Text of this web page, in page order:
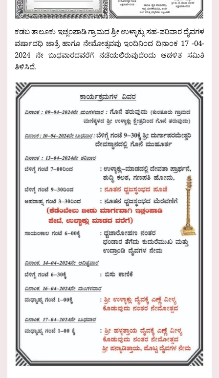
ಕಡಬ ತಾಲೂಕು ಇಚ್ಲಂಪಾಡಿ ಗ್ರಾಮದ ಶ್ರೀ ಉಳ್ಳಾಕ್ಲು ಸಹ-ಪರಿವಾರ ದೈವಗಳ
ವರ್ಷಾವಧಿ ಜಾತ್ರೆ ಹಾಗೂ ನೇಮೋತ್ಸವವು ಇಂದಿನಿಂದ ದಿನಾಂಕ 17 -04-
2024 ನೇ ಬುಧವಾರದವರೆಗೆ ನಡೆಯಲಿರುವುದೆಂದು ಆಡಳಿತ ಸಮಿತಿ
ತಿಳಿಸಿದೆ.